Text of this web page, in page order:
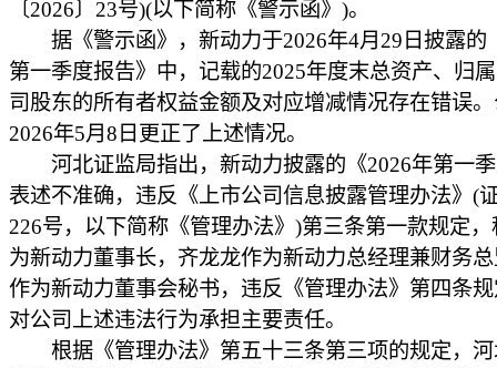
〔2026〕23号)(以下简称《警示函》)。
据《警示函》，新动力于2026年4月29日披露的
第一季度报告》中，记载的2025年度末总资产、归
司股东的所有者权益金额及对应增减情况存在错误
2026年5月8日更正了上述情况。
河北证监局指出，新动力披露的《2026年第一
表述不准确，违反《上市公司信息披露管理办法》(
226号，以下简称《管理办法》)第三条第一款规定
为新动力董事长，齐龙龙作为新动力总经理兼财务
作为新动力董事会秘书，违反《管理办法》第四条
对公司上述违法行为承担主要责任。
根据《管理办法》第五十三条第三项的规定，河